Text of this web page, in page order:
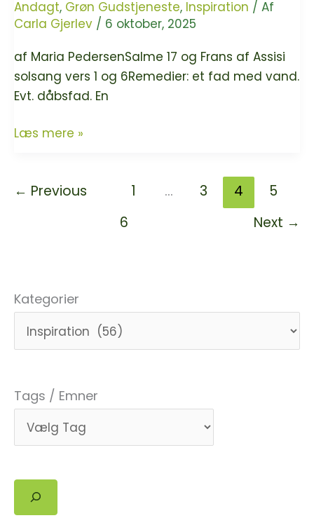
Andagt, Grøn Gudstjeneste, Inspiration / Af
Carla Gjerlev / 6 oktober, 2025
af Maria PedersenSalme 17 og Frans af Assisi
solsang vers 1 og 6Remedier: et fad med vand.
Evt. dåbsfad. En
Andagt
for
Læs mere »
← Previous 1 … 3 4
5
6
Next →
Kategorier
Tags / Emner
Søg